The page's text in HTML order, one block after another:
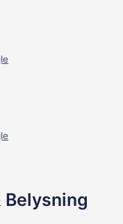
Belysning